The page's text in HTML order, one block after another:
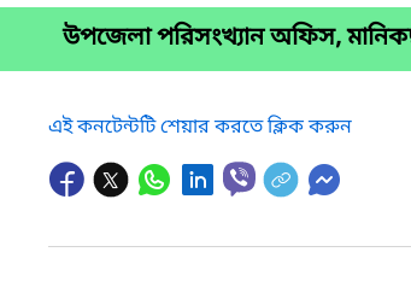
উপজেলা পরিসংখ্যান অফিস,
এই কনটেন্টটি শেয়ার করতে ক্লিক করুন